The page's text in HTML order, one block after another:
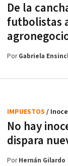
De la
futbolistas
PorGabriela
No hay
dispara
IMPUESTOS /
PorHernán Gilardo